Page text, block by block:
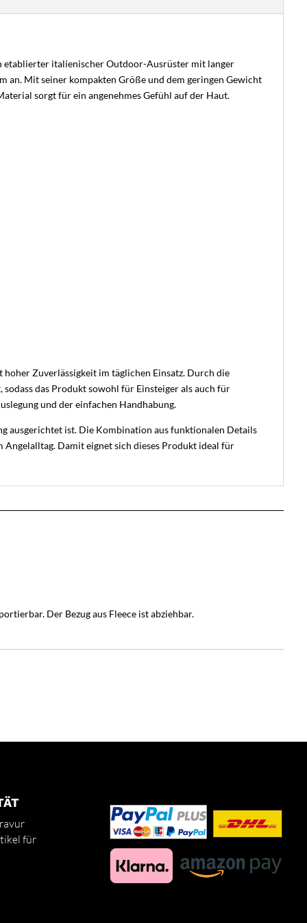
etablierter italienischer Outdoor-Ausrüster mit langer
an. Mit seiner kompakten Größe und dem geringen Gewicht
sorgt für ein angenehmes Gefühl auf der Haut.
Zuverlässigkeit im täglichen Einsatz. Durch die
das Produkt sowohl für Einsteiger als auch für
und der einfachen Handhabung.
ausgerichtet ist. Die Kombination aus funktionalen Details
Damit eignet sich dieses Produkt ideal für
Der Bezug aus Fleece ist abziehbar.
für